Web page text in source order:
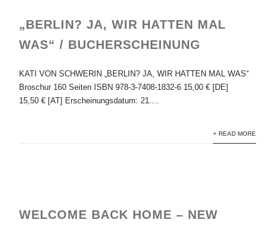
„BERLIN? JA, WIR HATTEN MAL
WAS“ / BUCHERSCHEINUNG
KATI VON SCHWERIN „BERLIN? JA, WIR HATTEN MAL WAS“
Broschur 160 Seiten ISBN 978-3-7408-1832-6 15,00 € [DE]
15,50 € [AT] Erscheinungsdatum: 21....
+ READ MORE
WELCOME BACK HOME – NEW